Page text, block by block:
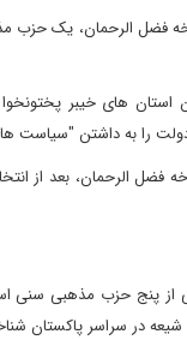
فضل الرحمان، یک حزب
استان های خیبر
را به داشتن "سیاست
از پنج حزب مذهبی
در سراسر پاکستان